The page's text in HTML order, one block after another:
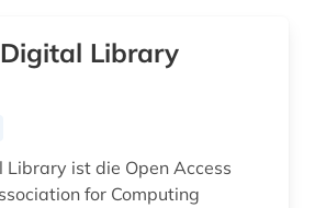
Library
Library ist die Open Access
for Computing